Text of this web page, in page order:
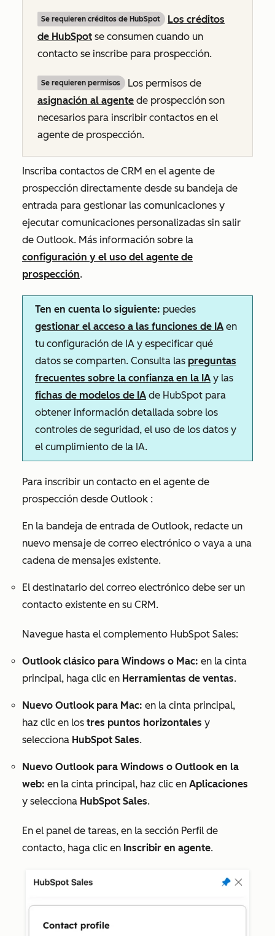
Se requieren créditos de HubSpot
Los créditos
de HubSpot se consumen cuando un
contacto se inscribe para prospección.
Se requieren permisos
Los permisos de
asignación al agente de prospección son
necesarios para inscribir contactos en el
agente de prospección.
Inscriba contactos de CRM en el agente de
prospección directamente desde su bandeja de
entrada para gestionar las comunicaciones y
ejecutar comunicaciones personalizadas sin salir
de Outlook. Más información sobre la
configuración y el uso del agente de
prospección.
Ten en cuenta lo siguiente: puedes
gestionar el acceso a las funciones de IA en
tu configuración de IA y especificar qué
datos se comparten. Consulta las preguntas
frecuentes sobre la confianza en la IA y las
fichas de modelos de IA de HubSpot para
obtener información detallada sobre los
controles de seguridad, el uso de los datos y
el cumplimiento de la IA.
Para inscribir un contacto en el agente de
prospección desde Outlook :
En la bandeja de entrada de Outlook, redacte un
nuevo mensaje de correo electrónico o vaya a una
cadena de mensajes existente.
El destinatario del correo electrónico debe ser un
contacto existente en su CRM.
Navegue hasta el complemento HubSpot Sales:
Outlook clásico para Windows o Mac: en la cinta
principal, haga clic en Herramientas de ventas.
Nuevo Outlook para Mac: en la cinta principal,
haz clic en los tres puntos horizontales y
selecciona HubSpot Sales.
Nuevo Outlook para Windows o Outlook en la
web: en la cinta principal, haz clic en Aplicaciones
y selecciona HubSpot Sales.
En el panel de tareas, en la sección Perfil de
contacto, haga clic en Inscribir en agente.